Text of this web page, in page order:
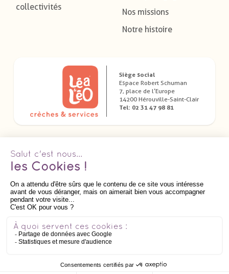
collectivités
Nos missions
Notre histoire
Siège social
Espace Robert Schuman
7, place de l’Europe
14200 Hérouville-Saint-Clair
Tel: 02 31 47 98 81